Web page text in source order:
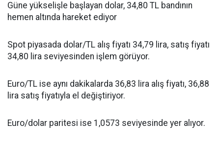
Güne yükselişle başlayan dolar, 34,80 TL bandının
hemen altında hareket ediyor
Spot piyasada dolar/TL alış fiyatı 34,79 lira, satış fiyatı
34,80 lira seviyesinden işlem görüyor.
Euro/TL ise aynı dakikalarda 36,83 lira alış fiyatı, 36,88
lira satış fiyatıyla el değiştiriyor.
Euro/dolar paritesi ise 1,0573 seviyesinde yer alıyor.